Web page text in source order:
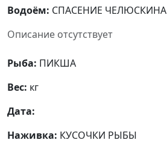
Водоём: СПАСЕНИЕ ЧЕЛЮСКИНА
Описание отсутствует
Рыба: ПИКША
Вес: кг
Дата:
Наживка: КУСОЧКИ РЫБЫ